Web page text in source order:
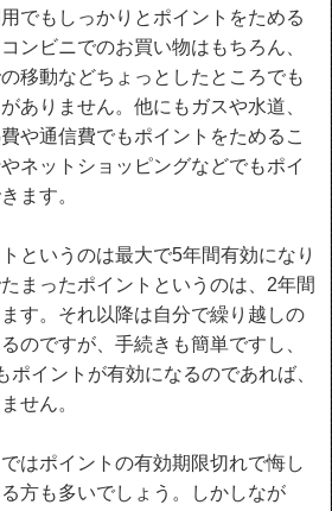
でもしっかりとポイントをためる
ンビニでのお買い物はもちろん、
移動などちょっとしたところでも
ありません。他にもガスや水道、
や通信費でもポイントをためるこ
ネットショッピングなどでもポイ
ます。
というのは最大で5年間有効になり
まったポイントというのは、2年間
す。それ以降は自分で繰り越しの
のですが、手続きも簡単ですし、
ポイントが有効になるのであれば、
せん。
はポイントの有効期限切れで悔し
方も多いでしょう。しかしなが